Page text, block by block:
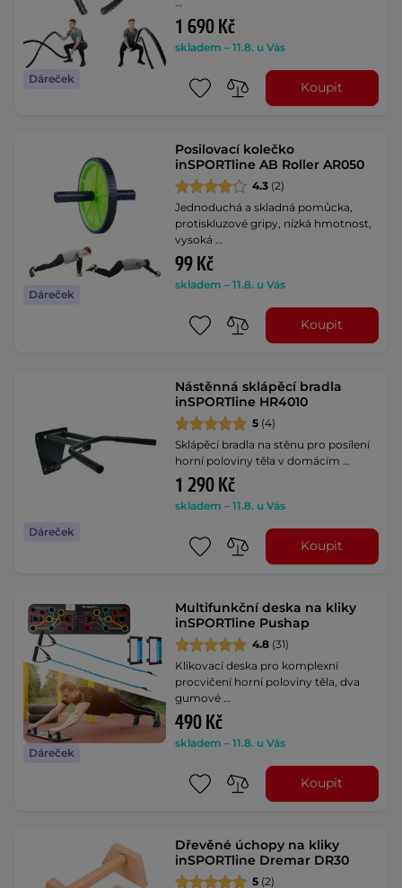
Dáreček
1 690 Kč
skladem – 11.8. u Vás
Koupit
Dáreček
Posilovací kolečko
inSPORTline AB Roller AR050
4.3 (2)
Jednoduchá a skladná pomůcka,
protiskluzové gripy, nízká hmotnost,
vysoká …
99 Kč
skladem – 11.8. u Vás
Koupit
Dáreček
Nástěnná sklápěcí bradla
inSPORTline HR4010
5 (4)
Sklápěcí bradla na stěnu pro posílení
horní poloviny těla v domácím …
1 290 Kč
skladem – 11.8. u Vás
Koupit
Dáreček
Multifunkční deska na kliky
inSPORTline Pushap
4.8 (31)
Klikovací deska pro komplexní
procvičení horní poloviny těla, dva
gumové …
490 Kč
skladem – 11.8. u Vás
Koupit
Dřevěné úchopy na kliky
inSPORTline Dremar DR30
5 (2)